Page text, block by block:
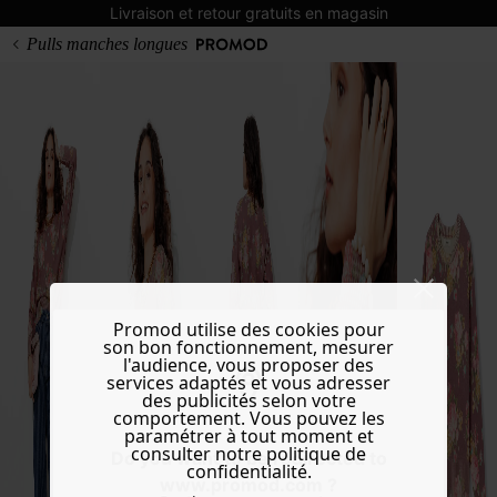
Livraison et retour gratuits en magasin
Do you want to be redirected to
www.promod.com ?
Pulls manches longues
Promod utilise des cookies pour
son bon fonctionnement, mesurer
l'audience, vous proposer des
services adaptés et vous adresser
des publicités selon votre
comportement. Vous pouvez les
paramétrer à tout moment et
consulter notre politique de
confidentialité.